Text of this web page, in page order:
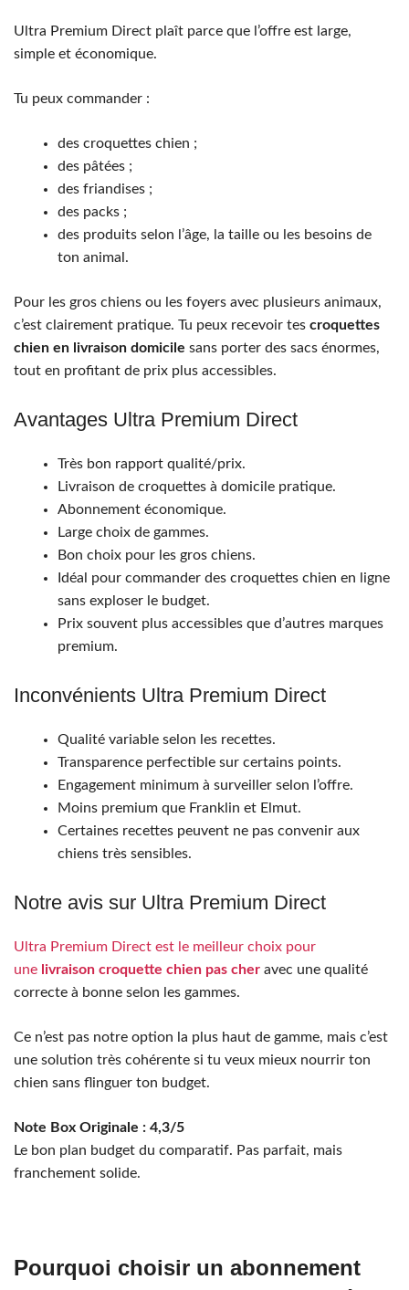
Ultra Premium Direct plaît parce que l’offre est large,
simple et économique.
Tu peux commander :
des croquettes chien ;
des pâtées ;
des friandises ;
des packs ;
des produits selon l’âge, la taille ou les besoins de
ton animal.
Pour les gros chiens ou les foyers avec plusieurs animaux,
c’est clairement pratique. Tu peux recevoir tes croquettes
chien en livraison domicile sans porter des sacs énormes,
tout en profitant de prix plus accessibles.
Avantages Ultra Premium Direct
Très bon rapport qualité/prix.
Livraison de croquettes à domicile pratique.
Abonnement économique.
Large choix de gammes.
Bon choix pour les gros chiens.
Idéal pour commander des croquettes chien en ligne
sans exploser le budget.
Prix souvent plus accessibles que d’autres marques
premium.
Inconvénients Ultra Premium Direct
Qualité variable selon les recettes.
Transparence perfectible sur certains points.
Engagement minimum à surveiller selon l’offre.
Moins premium que Franklin et Elmut.
Certaines recettes peuvent ne pas convenir aux
chiens très sensibles.
Notre avis sur Ultra Premium Direct
Ultra Premium Direct est le meilleur choix pour
une livraison croquette chien pas cher avec une qualité
correcte à bonne selon les gammes.
Ce n’est pas notre option la plus haut de gamme, mais c’est
une solution très cohérente si tu veux mieux nourrir ton
chien sans flinguer ton budget.
Note Box Originale : 4,3/5
Le bon plan budget du comparatif. Pas parfait, mais
franchement solide.
Pourquoi choisir un abonnement